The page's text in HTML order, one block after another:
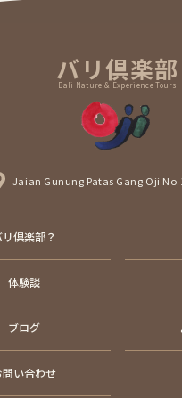
バリ倶楽部
Bali Nature & Experience Tours
Jaian Gunung Patas Gang Oji
リ倶楽部？
体験談
ブログ
問い合わせ